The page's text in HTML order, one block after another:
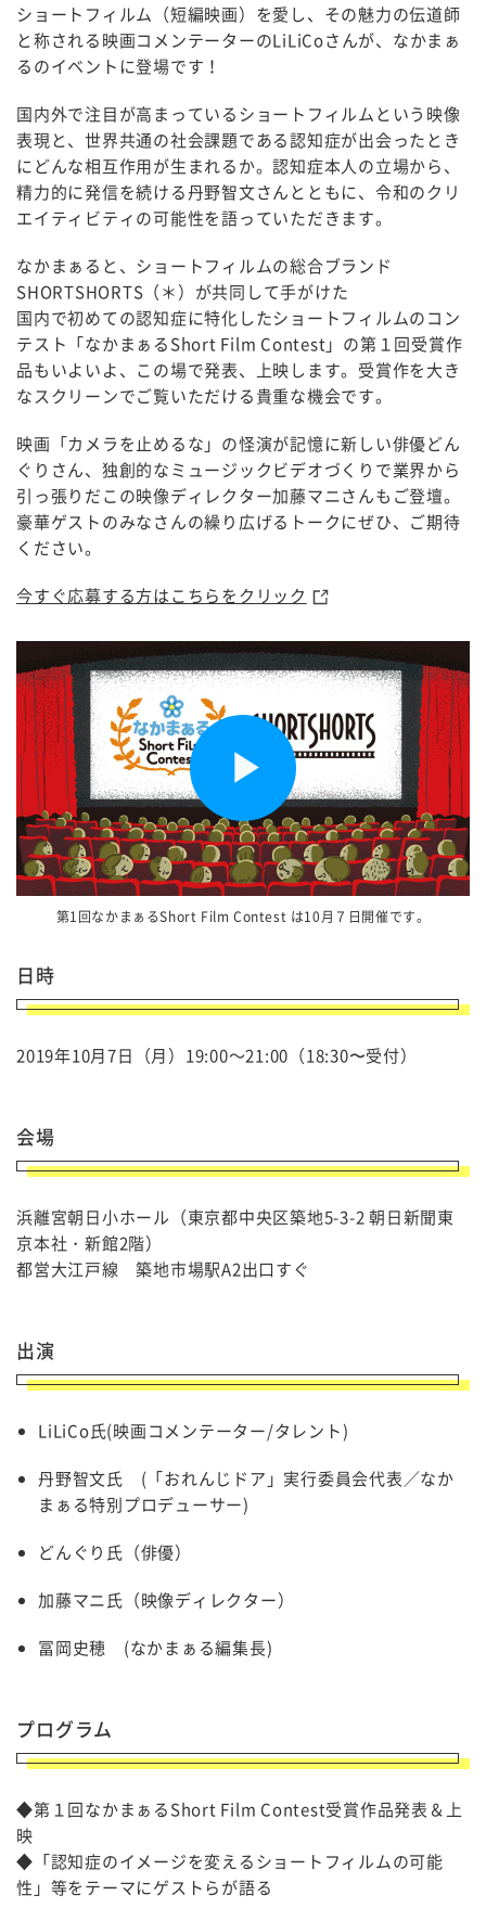
ショートフィルム（短編映画）を愛し、その魅力の伝道師
と称される映画コメンテーターのLiLiCoさんが、なかまぁ
るのイベントに登場です！
国内外で注目が高まっているショートフィルムという映像
表現と、世界共通の社会課題である認知症が出会ったとき
にどんな相互作用が生まれるか。認知症本人の立場から、
精力的に発信を続ける丹野智文さんとともに、令和のクリ
エイティビティの可能性を語っていただきます。
なかまぁると、ショートフィルムの総合ブランド
SHORTSHORTS（＊）が共同して手がけた
国内で初めての認知症に特化したショートフィルムのコン
テスト「なかまぁるShort Film Contest」の第１回受賞作
品もいよいよ、この場で発表、上映します。受賞作を大き
なスクリーンでご覧いただける貴重な機会です。
映画「カメラを止めるな」の怪演が記憶に新しい俳優どん
ぐりさん、独創的なミュージックビデオづくりで業界から
引っ張りだこの映像ディレクター加藤マニさんもご登壇。
豪華ゲストのみなさんの繰り広げるトークにぜひ、ご期待
ください。
今すぐ応募する方はこちらをクリック
Play
Video
第1回なかまぁるShort Film Contest は10月７日開催です。
日時
2019年10月7日（月）19:00～21:00（18:30〜受付）
会場
浜離宮朝日小ホール（東京都中央区築地5-3-2 朝日新聞東
京本社・新館2階）
都営大江戸線 築地市場駅A2出口すぐ
出演
LiLiCo氏(映画コメンテーター/タレント)
丹野智文氏 (「おれんじドア」実行委員会代表／なか
まぁる特別プロデューサー)
どんぐり氏（俳優）
加藤マニ氏（映像ディレクター）
冨岡史穂 (なかまぁる編集長)
プログラム
◆第１回なかまぁるShort Film Contest受賞作品発表＆上
映
◆「認知症のイメージを変えるショートフィルムの可能
性」等をテーマにゲストらが語る